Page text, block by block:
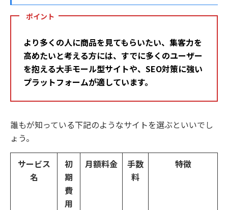
ポイント
より多くの人に商品を見てもらいたい、集客力を
高めたいと考える方には、すでに多くのユーザー
を抱える大手モール型サイトや、SEO対策に強い
プラットフォームが適しています。
誰もが知っている下記のようなサイトを選ぶといいでし
ょう。
サービス
名
初
期
費
用
月額料金
手数
料
特徴